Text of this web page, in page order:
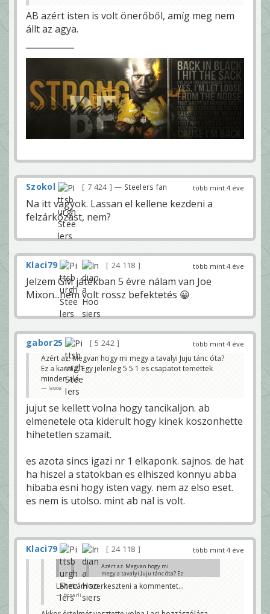
AB azért isten is volt önerőből, amíg meg nem
állt az agya.
több mint 4 éve
Szokol 7 424 — Steelers fan
Na itt vagyok. Lassan el kellene kezdeni a
felzárkózást, nem?
több mint 4 éve
Klaci79 24 118
Jelzem GM játékban 5 évre nálam van Joe
Mixon...nem volt rossz befektetés 😀
több mint 4 éve
gabor25
5 242
Azért az. Megvan hogy mi megy a tavalyi Juju tánc óta?
Ez a karma. Egy jelenleg 5 5 1 es csapatot temettek
minden alá
laoce
jujut se kellett volna hogy tancikaljon. ab
elmenetele ota kiderult hogy kinek koszonhette
hihetetlen szamait.
es azota sincs igazi nr 1 elkaponk. sajnos. de hat
ha hiszel a statokban es elhiszed konnyu abba
hibaba esni hogy isten vagy. nem az elso eset.
es nem is utolso. mint ab nal is volt.
több mint 4 éve
Klaci79 24 118
Azért az. Megvan hogy mi
megy a tavalyi Juju tánc óta? Ez
csapatot temettek minden alá
hűha...van baj...végre valaki aki biztosan
Lehet ám szerkeszteni a kommentet...
bcsarli